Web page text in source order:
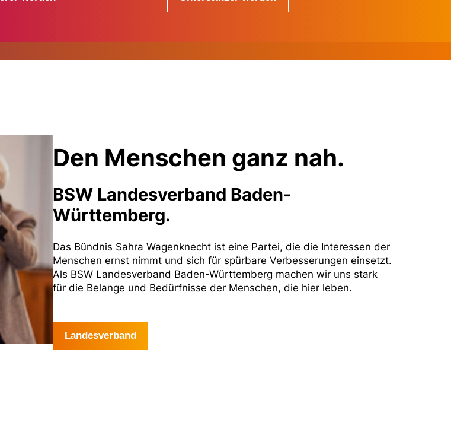
Den Menschen ganz nah.
BSW Landesverband Baden-
Württemberg.
Das Bündnis Sahra Wagenknecht ist eine Partei, die die Interessen der
Menschen ernst nimmt und sich für spürbare Verbesserungen einsetzt.
Als BSW Landesverband Baden-Württemberg machen wir uns stark
für die Belange und Bedürfnisse der Menschen, die hier leben.
Landesverband